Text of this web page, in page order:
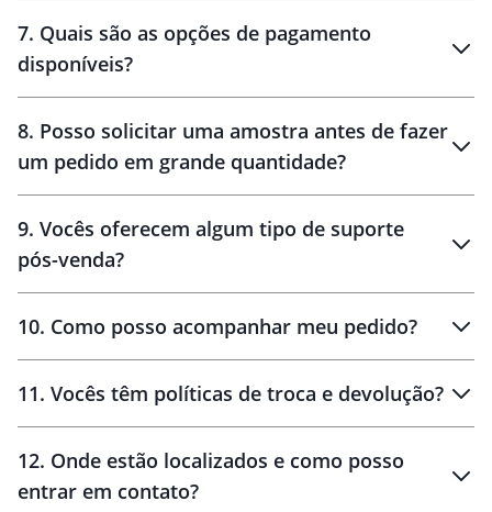
10 dias
brinde
48 horas
7. Quais são as opções de pagamento
disponíveis?
8. Posso solicitar uma amostra antes de fazer
um pedido em grande quantidade?
amostras
9. Vocês oferecem algum tipo de suporte
pós-venda?
10. Como posso acompanhar meu pedido?
11. Vocês têm políticas de troca e devolução?
30 dias
12. Onde estão localizados e como posso
entrar em contato?